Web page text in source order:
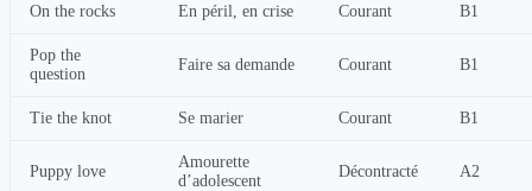
On the rocks En péril, en crise Courant B1
Pop the
question
Faire sa demande Courant B1
Tie the knot Se marier Courant B1
Puppy love
Amourette
d’adolescent
Décontracté A2